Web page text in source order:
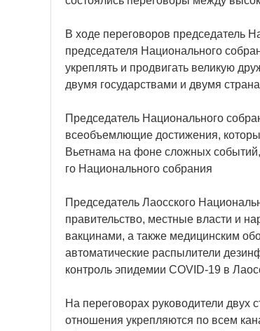
В ходе переговоров председатель
председателя Национального
укреплять и продвигать великую
двумя государствами и двумя
Председатель Национального
всеобъемлющие достижения,
Вьетнама на фоне сложных
го Национального собрания
Председатель Лаосского
правительство, местные власти и
вакцинами, а также медицинским
автоматические распылители
контроль эпидемии COVID-19 в
На переговорах руководители двух
отношения укрепляются по всем